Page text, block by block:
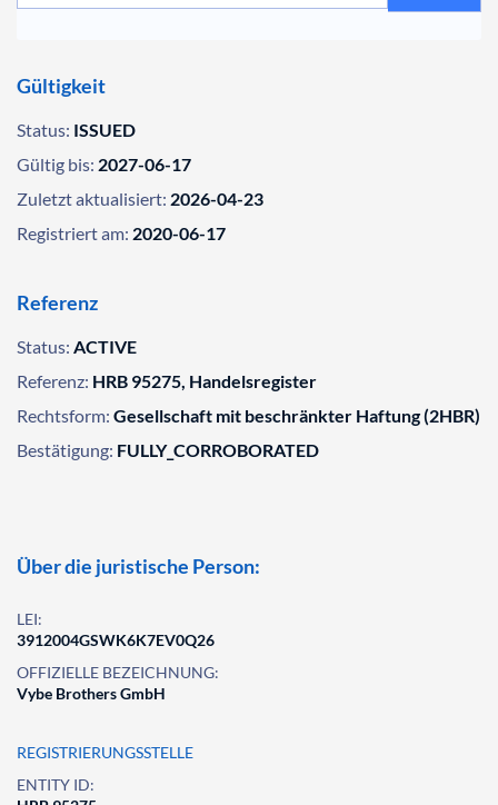
Gültigkeit
Status: ISSUED
Gültig bis: 2027-06-17
Zuletzt aktualisiert: 2026-04-23
Registriert am: 2020-06-17
Referenz
Status: ACTIVE
Referenz: HRB 95275, Handelsregister
Rechtsform: Gesellschaft mit beschränkter Haftung (2HBR)
Bestätigung: FULLY_CORROBORATED
Über die juristische Person:
LEI:
3912004GSWK6K7EV0Q26
OFFIZIELLE BEZEICHNUNG:
Vybe Brothers GmbH
REGISTRIERUNGSSTELLE
ENTITY ID: